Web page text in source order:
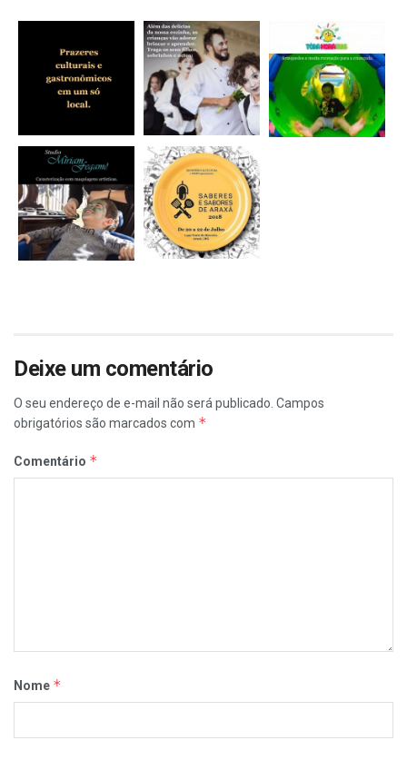
Deixe um comentário
O seu endereço de e-mail não será publicado. Campos
obrigatórios são marcados com *
Comentário *
Nome *